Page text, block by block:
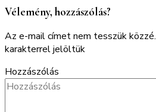
Vélemény, hozzászólás?
Az e-mail címet nem tesszük közzé.
karakterrel jelöltük
Hozzászólás